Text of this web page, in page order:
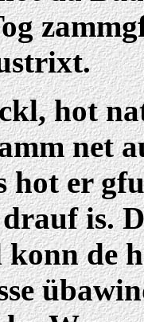
hot
net
hot er
is.
de